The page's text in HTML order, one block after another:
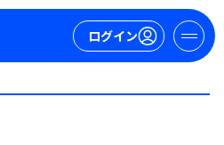
ログイン